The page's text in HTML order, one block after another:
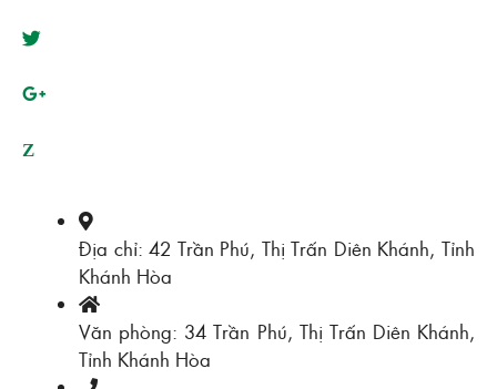
Z
Địa chỉ: 42 Trần Phú, Thị Trấn Diên Khánh, Tỉnh
Khánh Hòa
Văn phòng: 34 Trần Phú, Thị Trấn Diên Khánh,
Tỉnh Khánh Hòa